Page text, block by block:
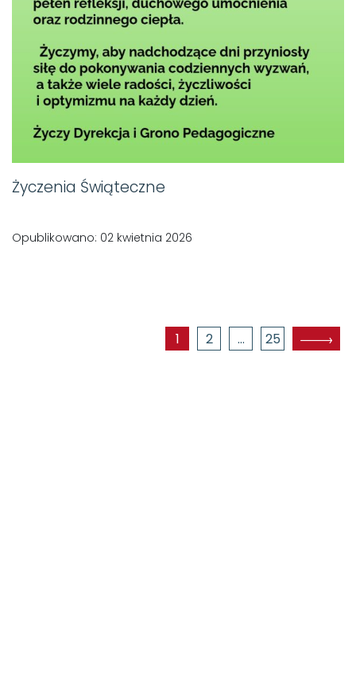
Życzenia Świąteczne
Opublikowano: 02 kwietnia 2026
Nawigacja postów
1 2 … 25